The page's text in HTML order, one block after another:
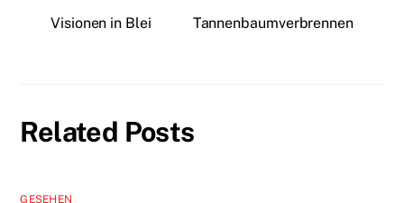
Visionen in Blei Tannenbaumverbrennen
Related Posts
GESEHEN